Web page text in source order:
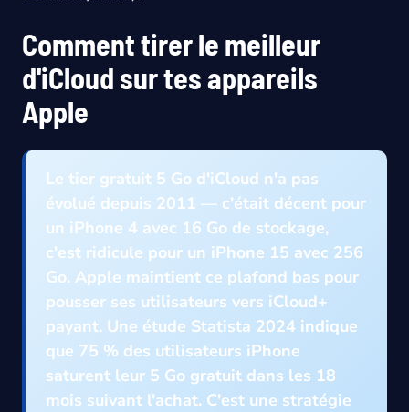
Comment tirer le meilleur
d'iCloud sur tes appareils
Apple
Le tier gratuit 5 Go d'iCloud n'a pas
évolué depuis 2011 — c'était décent pour
un iPhone 4 avec 16 Go de stockage,
c'est ridicule pour un iPhone 15 avec 256
Go. Apple maintient ce plafond bas pour
pousser ses utilisateurs vers iCloud+
payant. Une étude Statista 2024 indique
que 75 % des utilisateurs iPhone
saturent leur 5 Go gratuit dans les 18
mois suivant l'achat. C'est une stratégie